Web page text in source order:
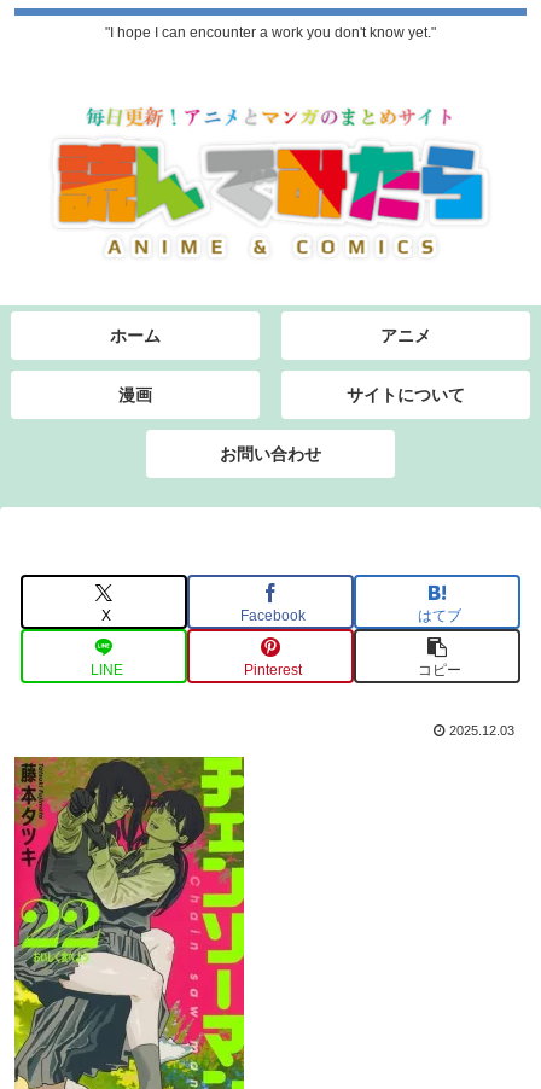
"I hope I can encounter a work you don't know yet."
ホーム アニメ
漫画 サイトについて
お問い合わせ
X Facebook はてブ
LINE Pinterest コピー
2025.12.03